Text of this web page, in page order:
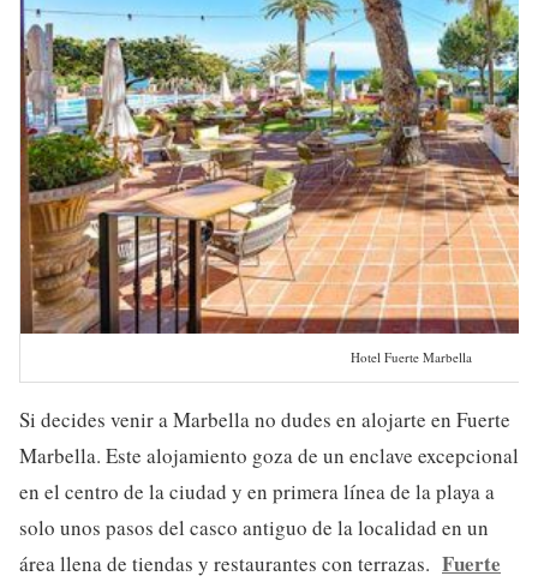
Hotel Fuerte Marbella
Si decides venir a Marbella no dudes en alojarte en Fuerte
Marbella. Este alojamiento goza de un enclave excepcional
en el centro de la ciudad y en primera línea de la playa a
solo unos pasos del casco antiguo de la localidad en un
área llena de tiendas y restaurantes con terrazas. Fuerte